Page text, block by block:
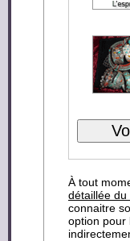
À tout
détaillée du
connaitre
option pour